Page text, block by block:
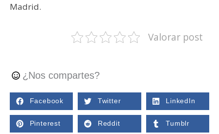
Madrid.
Valorar post
¿Nos compartes?
Facebook Twitter LinkedIn
Pinterest Reddit Tumblr